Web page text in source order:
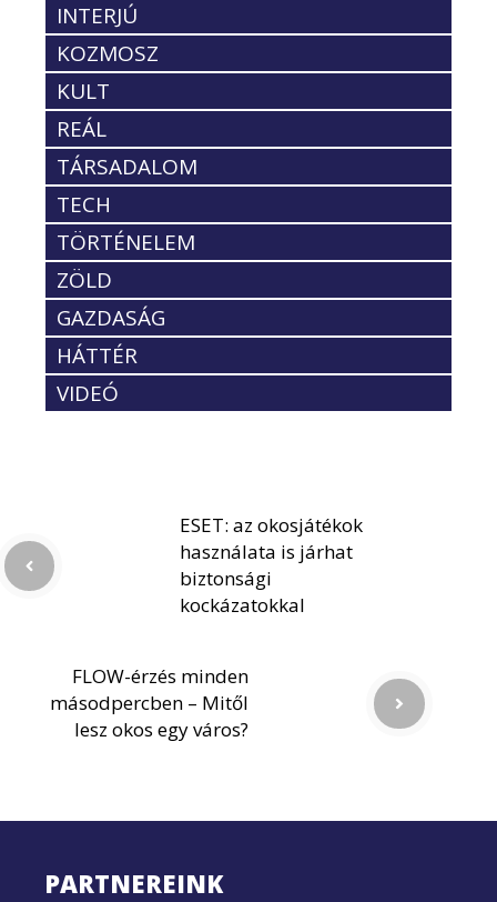
INTERJÚ
KOZMOSZ
KULT
REÁL
TÁRSADALOM
TECH
TÖRTÉNELEM
ZÖLD
GAZDASÁG
HÁTTÉR
VIDEÓ
ESET: az okosjátékok
használata is járhat
biztonsági
kockázatokkal
FLOW-érzés minden
másodpercben – Mitől
lesz okos egy város?
PARTNEREINK